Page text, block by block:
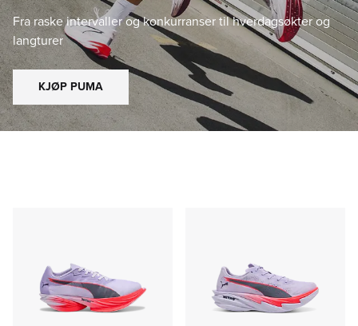
Fra raske intervaller og konkurranser til hverdagsøkter og
langturer
KJØP PUMA